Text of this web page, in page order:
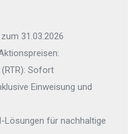
31.03.2026
Sofort
Einweisung und
Lösungen für nachhaltige